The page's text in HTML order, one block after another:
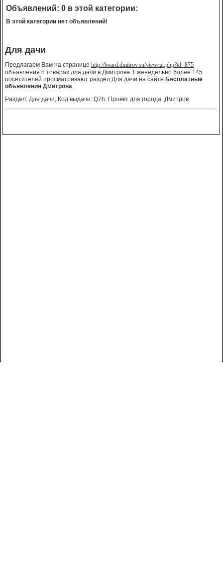
Объявлений: 0 в этой категории:
В этой категории нет объявлений!
Для дачи
Предлагаем Вам на странице http://board.dmitrov.su/viewcat.php?id=875
объявления о товарах для дачи в Дмитрове. Еженедельно более 145
посетителей просматривают раздел Для дачи на сайте Бесплатные
объявления Дмитрова.
Раздел: Для дачи, Код выдачи: Q7h. Проект для города: Дмитров